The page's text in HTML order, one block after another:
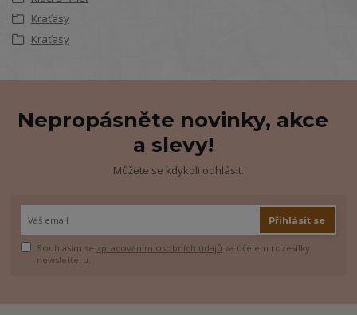
Kraťasy
Kraťasy
Nepropásněte novinky, akce
a slevy!
Můžete se kdykoli odhlásit.
Přihlásit se
Souhlasím se zpracováním osobních údajů za účelem rozesílky
newsletteru.